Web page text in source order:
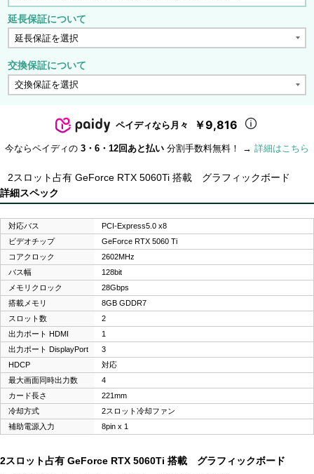
延長保証について
交換保証について
ペイディなら月々 ￥9,816
今ならペイディの 3・6・12回あと払い 分割手数料無料！ → 詳細はこちら
2スロット占有 GeForce RTX 5060Ti 搭載 グラフィックボード
詳細スペック
対応バス
PCI-Express5.0 x8
ビデオチップ
GeForce RTX 5060 Ti
コアクロック
2602MHz
バス幅
128bit
メモリクロック
28Gbps
搭載メモリ
8GB GDDR7
スロット数
2
出力ポート HDMI
1
出力ポート DisplayPort
3
HDCP
対応
最大画面同時出力数
4
カード長さ
221mm
冷却方式
2スロット冷却ファン
補助電源入力
8pin x 1
2スロット占有 GeForce RTX 5060Ti 搭載 グラフィックボード